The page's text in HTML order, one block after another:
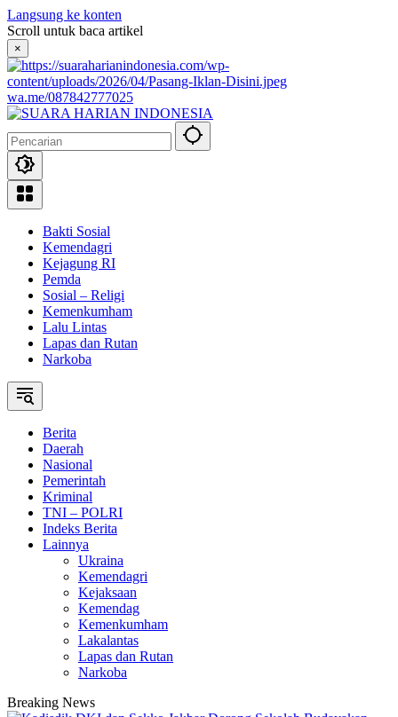
Langsung ke konten
Scroll untuk baca artikel
×
wa.me/087842777025
Bakti Sosial
Kemendagri
Kejagung RI
Pemda
Sosial – Religi
Kemenkumham
Lalu Lintas
Lapas dan Rutan
Narkoba
Berita
Daerah
Nasional
Pemerintah
Kriminal
TNI – POLRI
Indeks Berita
Lainnya
Ukraina
Kemendagri
Kejaksaan
Kemendag
Kemenkumham
Lakalantas
Lapas dan Rutan
Narkoba
Breaking News